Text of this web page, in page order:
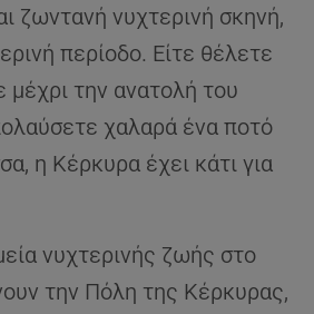
ζωντανή νυχτερινή σκηνή,
περίοδο. Είτε θέλετε
μέχρι την ανατολή του
χαλαρά ένα ποτό
η Κέρκυρα έχει κάτι για
νυχτερινής ζωής στο
την Πόλη της Κέρκυρας,